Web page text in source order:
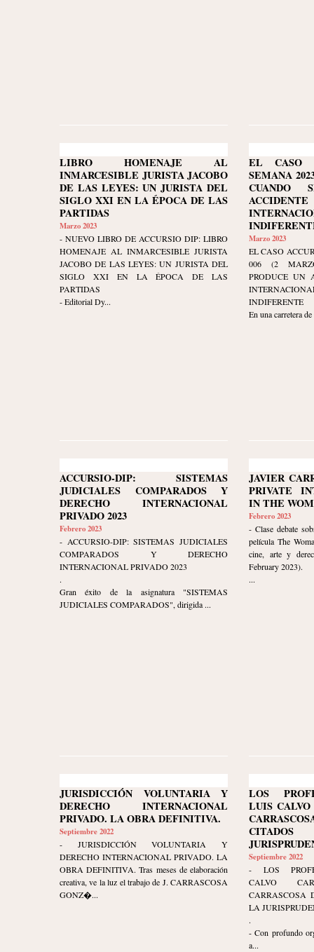
LIBRO HOMENAJE AL
INMARCESIBLE JURISTA JACOBO
DE LAS LEYES: UN JURISTA DEL
SIGLO XXI EN LA ÉPOCA DE LAS
PARTIDAS
Marzo 2023
- NUEVO LIBRO DE ACCURSIO DIP: LIBRO
HOMENAJE AL INMARCESIBLE JURISTA
JACOBO DE LAS LEYES: UN JURISTA DEL
SIGLO XXI EN LA ÉPOCA DE LAS
PARTIDAS
- Editorial Dy...
EL CASO
SEMANA
CUANDO
Marzo 2023
EL CASO
006 (2
PRODUCE UN
INDIFERENTE
En una carretera
ACCURSIO-DIP: SISTEMAS
JUDICIALES COMPARADOS Y
DERECHO INTERNACIONAL
PRIVADO 2023
Febrero 2023
- ACCURSIO-DIP: SISTEMAS JUDICIALES
COMPARADOS Y DERECHO
INTERNACIONAL PRIVADO 2023
.
Gran éxito de la asignatura "SISTEMAS
JUDICIALES COMPARADOS", dirigida ...
JAVIER
PRIVATE
IN THE
Febrero 2023
- Clase debate
película The
cine, arte y
February 2023).
...
JURISDICCIÓN VOLUNTARIA Y
DERECHO INTERNACIONAL
PRIVADO. LA OBRA DEFINITIVA.
Septiembre 2022
- JURISDICCIÓN VOLUNTARIA Y
DERECHO INTERNACIONAL PRIVADO. LA
OBRA DEFINITIVA. Tras meses de elaboración
creativa, ve la luz el trabajo de J. CARRASCOSA
GONZ�...
LOS
LUIS CALVO
Septiembre 2022
- LOS
CALVO
CARRASCOSA
LA
.
- Con profundo
a...